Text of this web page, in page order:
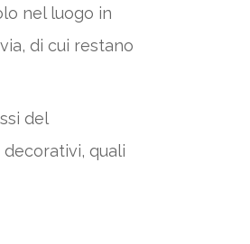
nel luogo in
di cui restano
del
quali